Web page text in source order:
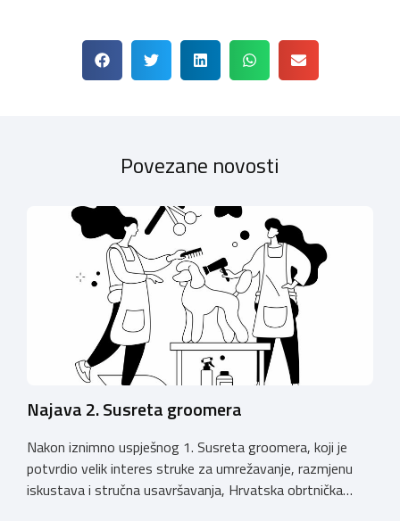
Povezane novosti
Najava 2. Susreta groomera
Nakon iznimno uspješnog 1. Susreta groomera, koji je
potvrdio velik interes struke za umrežavanje, razmjenu
iskustava i stručna usavršavanja, Hrvatska obrtnička